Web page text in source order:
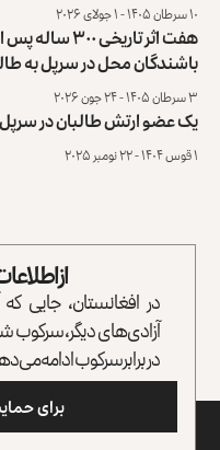
۱۰ سرطان ۱۴۰۵ - ۱ جولای ۲۰۲۶
هفت اثر تاریخی
باشندگان محل در سرپل به
۳ سرطان ۱۴۰۵ - ۲۴ جون ۲۰۲۶
یک عضو ارتش طالبان در
۱ قوس ۱۴۰۴ - ۲۲ نومبر ۲۰۲۵
از
در افغانستان، جایی
آزادی‌های دیگر، سرکوب
در برابر سرکوب ادامه
برای